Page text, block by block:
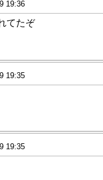
19:36
てたぞ
19:35
19:35